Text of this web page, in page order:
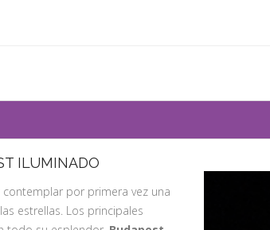
ILUMINADO
por primera vez una
estrellas. Los principales